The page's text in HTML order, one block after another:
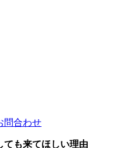
問合わせ
ても来てほしい理由